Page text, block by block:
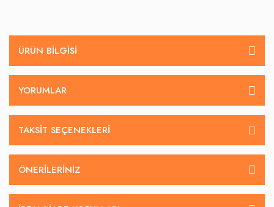
ÜRÜN BILGISI
YORUMLAR
TAKSIT SEÇENEKLERI
ÖNERILERINIZ